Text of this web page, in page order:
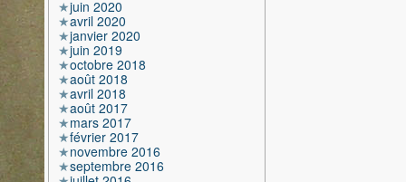
juin 2020
avril 2020
janvier 2020
juin 2019
octobre 2018
août 2018
avril 2018
août 2017
mars 2017
février 2017
novembre 2016
septembre 2016